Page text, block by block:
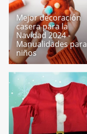
Mejor decoración
casera para la
Navidad 2024 -
Manualidades para
niños